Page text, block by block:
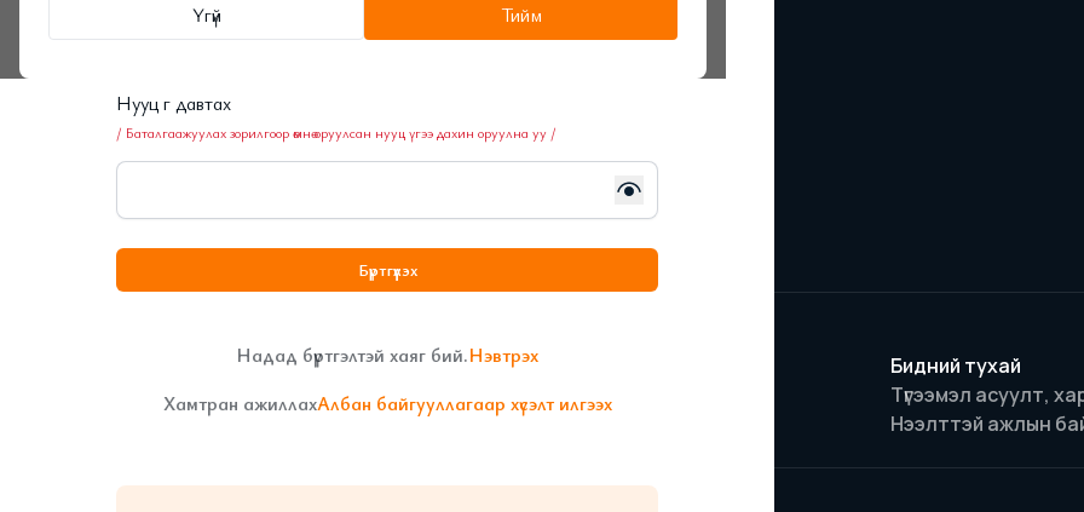
Үгүй Тийм
Нууц үг давтах
/ Баталгаажуулах зорилгоор өмнө оруулсан нууц үгээ дахин оруулна уу /
Бүртгүүлэх
Надад бүртгэлтэй хаяг бий.Нэвтрэх
Хамтран ажиллахАлбан байгууллагаар хүсэлт илгээх
contact@khalifa.mn
Бидний тухай
Түгээмэл асуулт,
Нээлттэй ажлын